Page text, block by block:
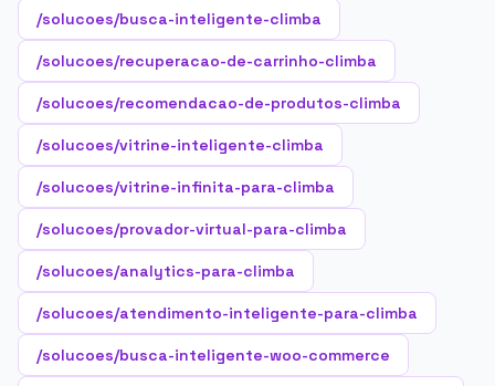
/solucoes/busca-inteligente-climba
/solucoes/recuperacao-de-carrinho-climba
/solucoes/recomendacao-de-produtos-climba
/solucoes/vitrine-inteligente-climba
/solucoes/vitrine-infinita-para-climba
/solucoes/provador-virtual-para-climba
/solucoes/analytics-para-climba
/solucoes/atendimento-inteligente-para-climba
/solucoes/busca-inteligente-woo-commerce